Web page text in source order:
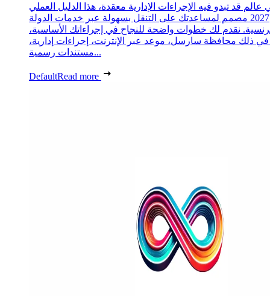
عالم قد تبدو فيه الإجراءات الإدارية معقدة، هذا الدليل العملي
2027 مصمم لمساعدتك على التنقل بسهولة عبر خدمات الدولة
نقدم لك خطوات واضحة للنجاح في إجراءاتك الأساسية،
في ذلك محافظة سارسل، موعد عبر الإنترنت، إجراءات إدارية،
مستندات رسمية...
DefaultRead more